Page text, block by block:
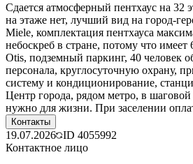
Сдается атмосферный пентхаус на 32
на этаже нет, лучший вид на город-
Miele, комплектация пентхауса
небоскреб в стране, потому что
Otis, подземный паркинг, 40 человек
персонала, круглосуточную охрану,
систему и кондиционирование,
Центр города, рядом метро, в шаговой
нужно для жизни. При заселении
Контакты
19.07.2026 ID 4055992
Контактное лицо